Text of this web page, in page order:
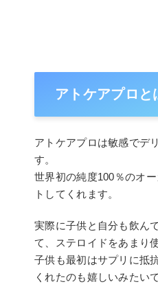
アトケアプロと
アトケアプロは敏感でデ
す。
世界初の純度100％のオ
トしてくれます。
実際に子供と自分も飲ん
て、ステロイドをあまり
子供も最初はサプリに抵
くれたのも嬉しいみたい